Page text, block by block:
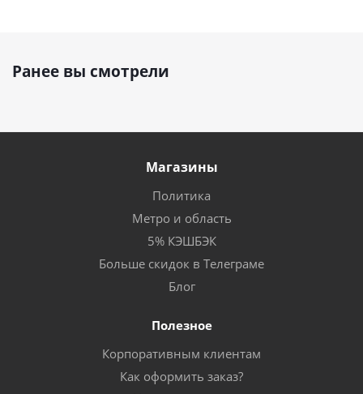
Ранее вы смотрели
Магазины
Политика
Метро и область
5% КЭШБЭК
Больше скидок в Телеграме
Блог
Полезное
Корпоративным клиентам
Как оформить заказ?